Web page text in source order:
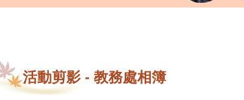
活動剪影 - 教務處相簿